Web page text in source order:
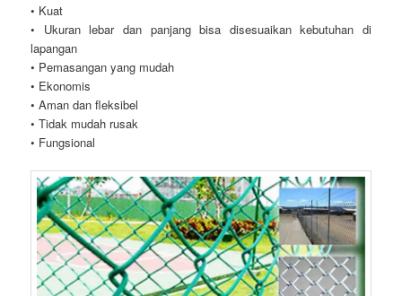
• Kuat
• Ukuran lebar dan panjang bisa disesuaikan kebutuhan di
lapangan
• Pemasangan yang mudah
• Ekonomis
• Aman dan fleksibel
• Tidak mudah rusak
• Fungsional